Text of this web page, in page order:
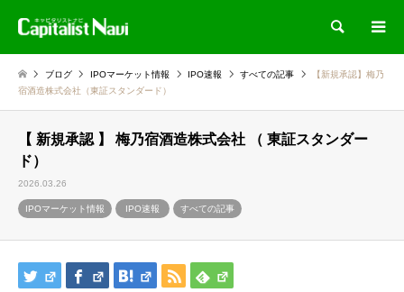
検索
ブログ IPOマーケット情報 IPO速報 すべての記事
【新規承認】梅乃
宿酒造株式会社（東証スタンダード）
【 新規承認 】 梅乃宿酒造株式会社 （ 東証スタンダー
ド）
2026.03.26
IPOマーケット情報 IPO速報 すべての記事